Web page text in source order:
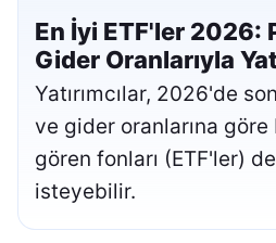
En İyi ETF'ler 2026:
Gider Oranlarıyla
Yatırımcılar, 2026'de
ve gider oranlarına
gören fonları (ETF'ler)
isteyebilir.